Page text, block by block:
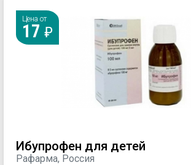
противовоспалительное действие и
выпуска.
Цена от
17
Ибупрофен для детей
Рафарма, Россия